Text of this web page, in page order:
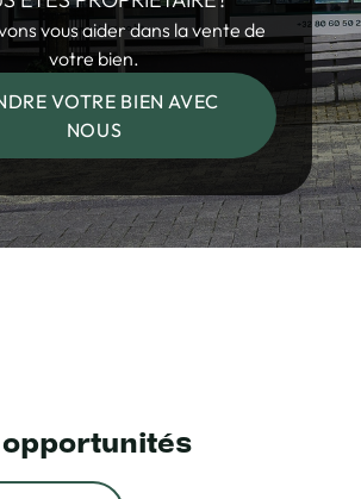
vous aider dans la vente de
votre bien.
VOTRE BIEN AVEC
NOUS